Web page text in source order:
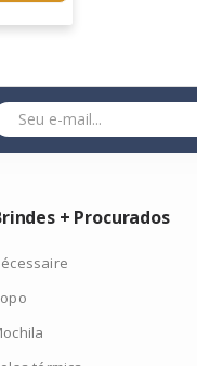
+ Procurados